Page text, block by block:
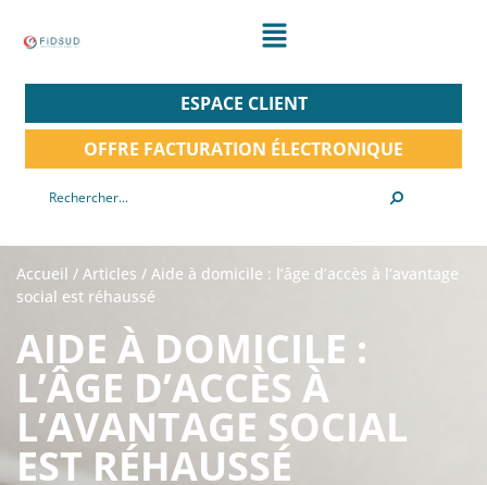
ESPACE CLIENT
OFFRE FACTURATION ÉLECTRONIQUE
Accueil / Articles / Aide à domicile : l’âge d’accès à l’avantage
social est réhaussé
AIDE À DOMICILE :
L’ÂGE D’ACCÈS À
L’AVANTAGE SOCIAL
EST RÉHAUSSÉ